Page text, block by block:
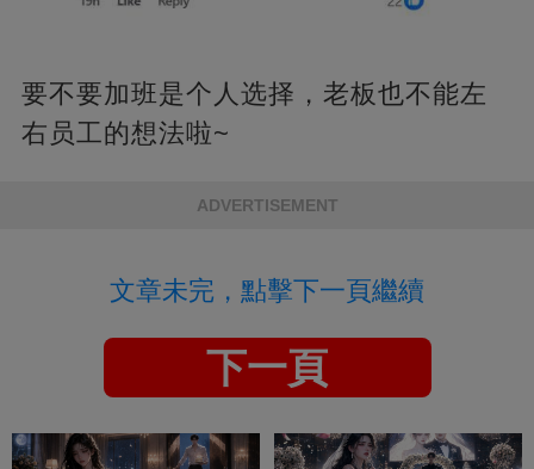
要不要加班是个人选择，老板也不能左
右员工的想法啦~
ADVERTISEMENT
文章未完，點擊下一頁繼續
下一頁